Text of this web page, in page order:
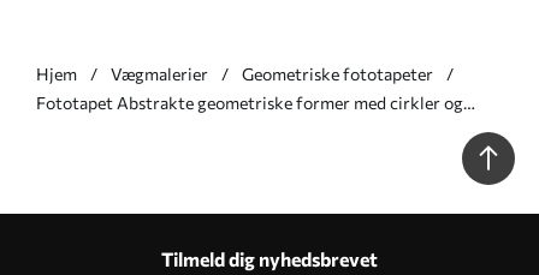
Hjem Vægmalerier
Geometriske fototapeter
Fototapet Abstrakte geometriske former med cirkler og
linjer, dæmpede jordfarver, struktureret komposition i flere
Tilmeld dig nyhedsbrevet